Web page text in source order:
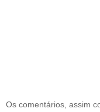
Os comentários, assim